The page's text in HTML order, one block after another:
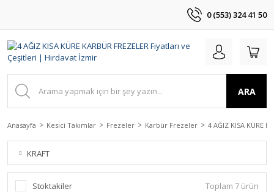
0 (553) 324 41 50
ARA
Anasayfa Kesici Takımlar Frezeler Karbür Frezeler 4 AĞIZ KISA KÜRE
KRAFT
Stoktakiler Toplam 7 ürün